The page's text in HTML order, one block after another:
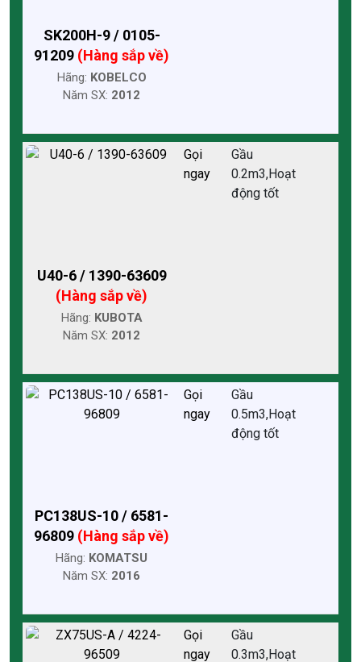
SK200H-9 / 0105-
91209 (Hàng sắp về)
Hãng: KOBELCO
Năm SX: 2012
U40-6 / 1390-63609
(Hàng sắp về)
Hãng: KUBOTA
Năm SX: 2012
Gọi
ngay
Gầu
0.2m3,Hoạt
động tốt
PC138US-10 / 6581-
96809 (Hàng sắp về)
Hãng: KOMATSU
Năm SX: 2016
Gọi
ngay
Gầu
0.5m3,Hoạt
động tốt
Gọi
ngay
Gầu
0.3m3,Hoạt